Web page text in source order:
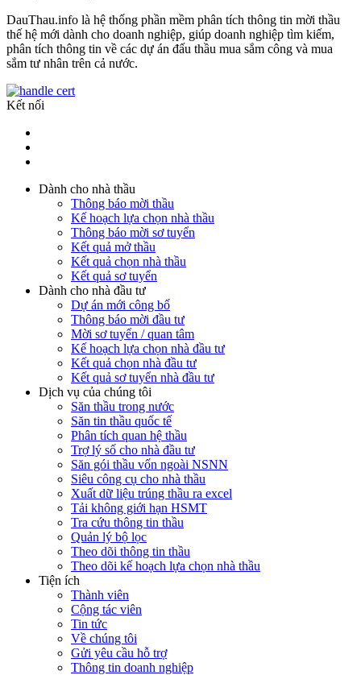
DauThau.info là hệ thống phần mềm phân tích thông tin mời thầu
thế hệ mới dành cho doanh nghiệp, giúp doanh nghiệp tìm kiếm,
phân tích thông tin về các dự án đấu thầu mua sắm công và mua
sắm tư nhân trên cả nước.
Kết nối
Dành cho nhà thầu
Thông báo mời thầu
Kế hoạch lựa chọn nhà thầu
Thông báo mời sơ tuyển
Kết quả mở thầu
Kết quả chọn nhà thầu
Kết quả sơ tuyển
Dành cho nhà đầu tư
Dự án mới công bố
Thông báo mời đầu tư
Mời sơ tuyển / quan tâm
Kế hoạch lựa chọn nhà đầu tư
Kết quả chọn nhà đầu tư
Kết quả sơ tuyển nhà đầu tư
Dịch vụ của chúng tôi
Săn thầu trong nước
Săn tin thầu quốc tế
Phân tích quan hệ thầu
Trợ lý số cho nhà đầu tư
Săn gói thầu vốn ngoài NSNN
Siêu công cụ cho nhà thầu
Xuất dữ liệu trúng thầu ra excel
Tải không giới hạn HSMT
Tra cứu thông tin thầu
Quản lý bộ lọc
Theo dõi thông tin thầu
Theo dõi kế hoạch lựa chọn nhà thầu
Tiện ích
Thành viên
Cộng tác viên
Tin tức
Về chúng tôi
Gửi yêu cầu hỗ trợ
Thông tin doanh nghiệp